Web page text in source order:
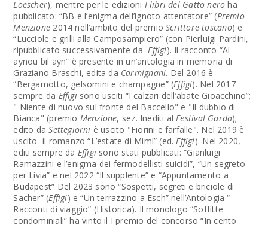
Loescher), mentre per le edizioni I libri del Gatto nero ha
pubblicato: “BB e l’enigma dell’ignoto attentatore” (Premio
Menzione 2014 nell’ambito del premioScrittore toscano) e
“Lucciole e grilli alla Camposampiero” (con Pierluigi Pardini,
ripubblicato successivamente daEffigi). Il racconto “Al
aynou bil ayn” è presente in un’antologia in memoria di
Graziano Braschi, edita da Carmignani. Del 2016 è
“Bergamotto, gelsomini e champagne” (Effigi). Nel 2017
sempre da Effigisono usciti “I calzari dell’abate Gioacchino”;
" Niente di nuovo sul fronte del Baccello" e "Il dubbio di
Bianca" (premio Menzione, sez. Inediti alFestival Garda);
edito daSettegiorni è uscito "Fiorini e farfalle". Nel 2019 è
uscito il romanzo “L’estate di Mimì” (ed.Effigi). Nel 2020,
editi sempre da Effigi sono stati pubblicati: “Gianluigi
Ramazzini e l’enigma dei fermodellisti suicidi”, “Un segreto
per Livia” e nel 2022 “Il supplente” e “Appuntamento a
Budapest” Del 2023 sono “Sospetti, segreti e briciole di
Sacher” (Effigi) e “Un terrazzino a Esch” nell’Antologia “
Racconti di viaggio” (Historica). Il monologo “Soffitte
condominiali” ha vinto il I premio del concorso “In cento